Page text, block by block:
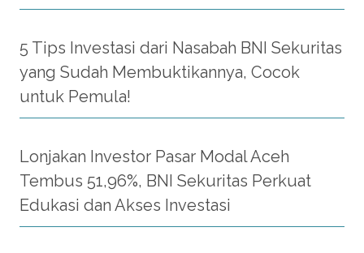
5 Tips Investasi dari Nasabah BNI Sekuritas
yang Sudah Membuktikannya, Cocok
untuk Pemula!
Lonjakan Investor Pasar Modal Aceh
Tembus 51,96%, BNI Sekuritas Perkuat
Edukasi dan Akses Investasi